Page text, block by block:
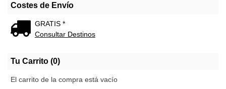
Costes de Envío
GRATIS *
Consultar Destinos
Tu Carrito (0)
El carrito de la compra está vacío